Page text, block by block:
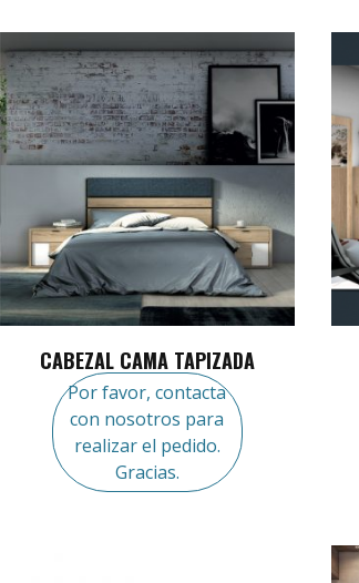
CABEZAL CAMA TAPIZADA
Por favor, contacta
con nosotros para
realizar el pedido.
Gracias.